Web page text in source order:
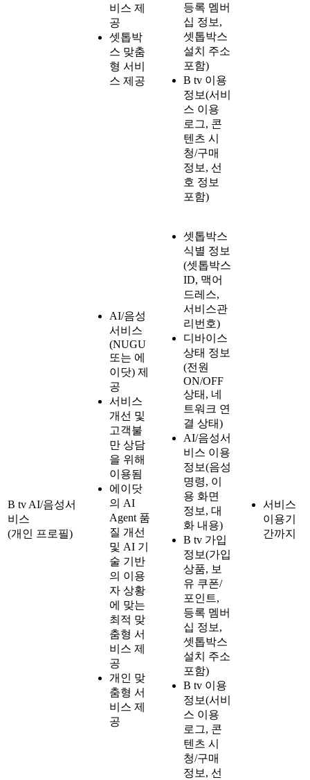
비스 제
공
셋톱박
스 맞춤
형 서비
스 제공
등록 멤버
십 정보,
셋톱박스
설치 주소
포함)
B tv 이용
정보(서비
스 이용
로그, 콘
텐츠 시
청/구매
정보, 선
호 정보
포함)
B tv AI/음성서
비스
(개인 프로필)
AI/음성
서비스
(NUGU
또는 에
이닷) 제
공
서비스
개선 및
고객불
만 상담
을 위해
이용됨
에이닷
의 AI
Agent 품
질 개선
및 AI 기
술 기반
의 이용
자 상황
에 맞는
최적 맞
춤형 서
비스 제
공
개인 맞
춤형 서
비스 제
공
셋톱박스
식별 정보
(셋톱박스
ID, 맥어
드레스,
서비스관
리번호)
디바이스
상태 정보
(전원
ON/OFF
상태, 네
트워크 연
결 상태)
AI/음성서
비스 이용
정보(음성
명령, 이
용 화면
정보, 대
화 내용)
B tv 가입
정보(가입
상품, 보
유 쿠폰/
포인트,
등록 멤버
십 정보,
셋톱박스
설치 주소
포함)
B tv 이용
정보(서비
스 이용
로그, 콘
텐츠 시
청/구매
정보, 선
서비스
이용기
간까지